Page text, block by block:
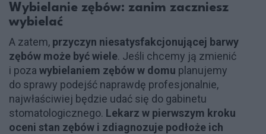
Wybielanie zębów: zanim zaczniesz
wybielać
A zatem, przyczyn niesatysfakcjonującej barwy
zębów może być wiele. Jeśli chcemy ją zmienić
i poza wybielaniem zębów w domu planujemy
do sprawy podejść naprawdę profesjonalnie,
najwłaściwiej będzie udać się do gabinetu
stomatologicznego. Lekarz w pierwszym kroku
oceni stan zębów i zdiagnozuje podłoże ich